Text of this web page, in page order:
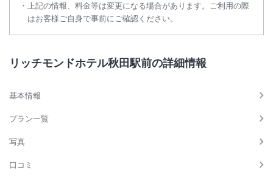
上記の情報、料金等は変更になる場合があります。ご利用の際
はお客様ご自身で事前にご確認ください。
リッチモンドホテル秋田駅前の詳細情報
基本情報
プラン一覧
写真
口コミ